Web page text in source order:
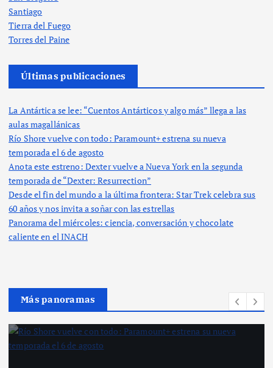
Santiago
Tierra del Fuego
Torres del Paine
Últimas publicaciones
La Antártica se lee: “Cuentos Antárticos y algo más” llega a las
aulas magallánicas
Río Shore vuelve con todo: Paramount+ estrena su nueva
temporada el 6 de agosto
Anota este estreno: Dexter vuelve a Nueva York en la segunda
temporada de “Dexter: Resurrection”
Desde el fin del mundo a la última frontera: Star Trek celebra sus
60 años y nos invita a soñar con las estrellas
Panorama del miércoles: ciencia, conversación y chocolate
caliente en el INACH
Más panoramas